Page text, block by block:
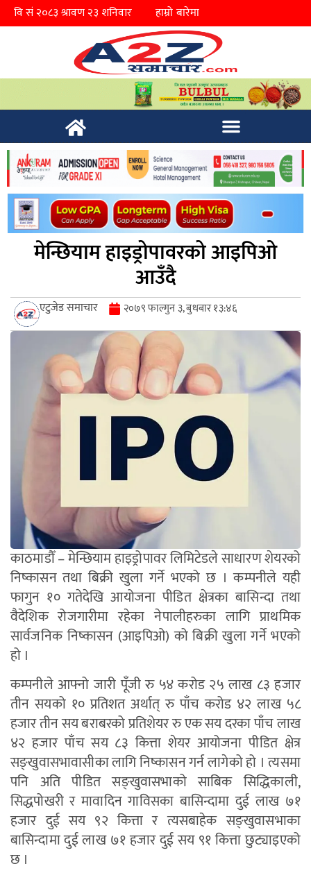
हाम्रो बारेमा
मेन्छियाम हाइड्रोपावरको आइपिओ
आउँदै
एटुजेड समाचार २०७९ फाल्गुन ३, बुधबार १३:४६
काठमाडौँ – मेन्छियाम हाइड्रोपावर लिमिटेडले साधारण शेयरको
निष्कासन तथा बिक्री खुला गर्ने भएको छ । कम्पनीले यही
फागुन १० गतेदेखि आयोजना पीडित क्षेत्रका बासिन्दा तथा
वैदेशिक रोजगारीमा रहेका नेपालीहरुका लागि प्राथमिक
सार्वजनिक निष्कासन (आइपिओ) को बिक्री खुला गर्ने भएको
हो ।
कम्पनीले आफ्नो जारी पूँजी रु ५४ करोड २५ लाख ८३ हजार
तीन सयको १० प्रतिशत अर्थात् रु पाँच करोड ४२ लाख ५८
हजार तीन सय बराबरको प्रतिशेयर रु एक सय दरका पाँच लाख
४२ हजार पाँच सय ८३ कित्ता शेयर आयोजना पीडित क्षेत्र
सङ्खुवासभावासीका लागि निष्कासन गर्न लागेको हो । त्यसमा
पनि अति पीडित सङ्खुवासभाको साबिक सिद्धिकाली,
सिद्धपोखरी र मावादिन गाविसका बासिन्दामा दुई लाख ७१
हजार दुई सय ९२ कित्ता र त्यसबाहेक सङ्खुवासभाका
बासिन्दामा दुई लाख ७१ हजार दुई सय ९१ कित्ता छुट्याइएको
छ ।